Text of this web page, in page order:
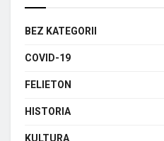
BEZ KATEGORII
COVID-19
FELIETON
HISTORIA
KULTURA